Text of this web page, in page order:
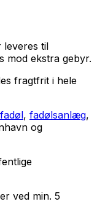
leveres til
mod ekstra gebyr.
fragtfrit i hele
fadøl, fadølsanlæg,
og
ved min. 5